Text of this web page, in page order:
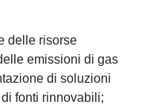
delle risorse
emissioni di gas
di soluzioni
fonti rinnovabili;